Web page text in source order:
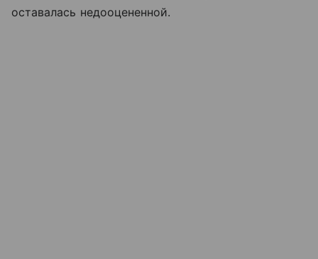
оставалась недооцененной.